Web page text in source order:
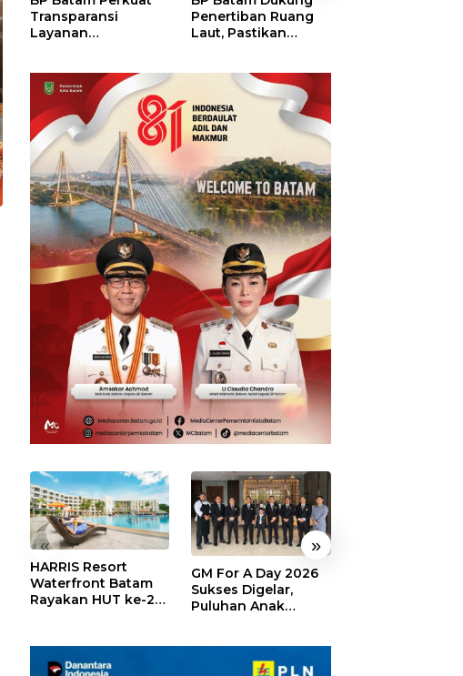
Transparansi
Layanan
Segera Hadir Melalui
LMS
Penertiban Ruang
Laut, Pastikan
« »
HARRIS Resort
Waterfront Batam
Rayakan HUT ke-24,
24%
GM For A Day 2026
Sukses Digelar,
Puluhan Anak